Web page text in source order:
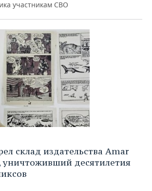
участникам СВО
склад издательства Amar
уничтоживший десятилетия